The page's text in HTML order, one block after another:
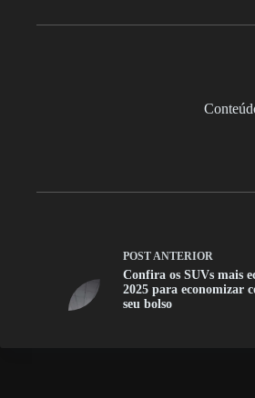
POSTANTERIOR
Confira os SUVs mais
2025 para economizar
seu bolso